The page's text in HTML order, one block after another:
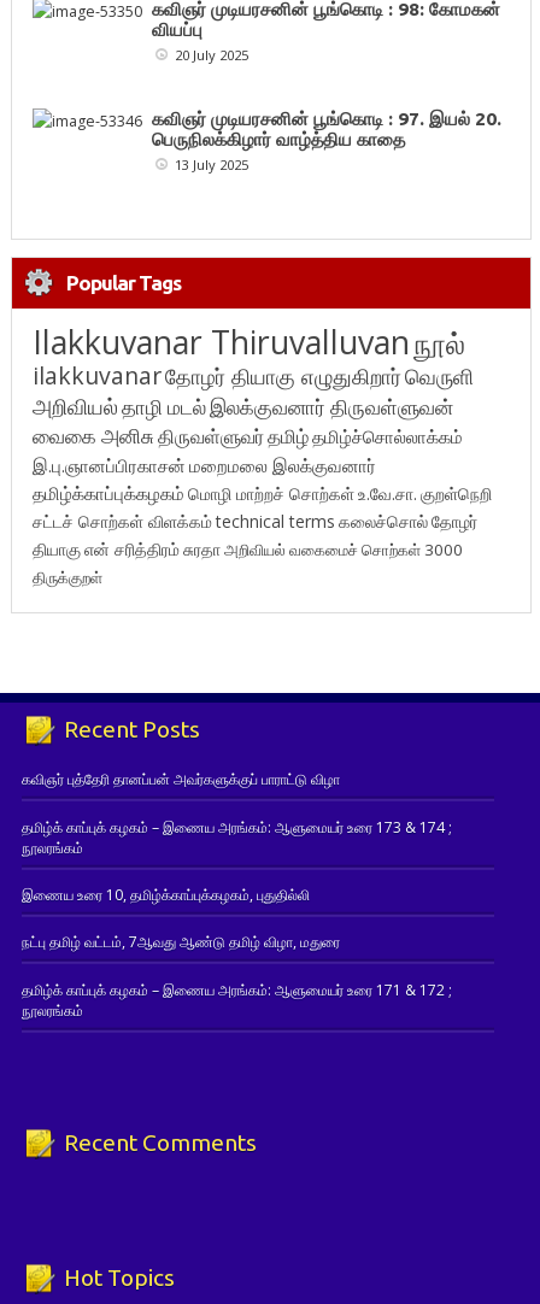
கவிஞர் முடியரசனின் பூங்கொடி : 98: கோமகன்
வியப்பு
20 July 2025
கவிஞர் முடியரசனின் பூங்கொடி : 97. இயல் 20.
பெருநிலக்கிழார் வாழ்த்திய காதை
13 July 2025
Popular Tags
Ilakkuvanar Thiruvalluvanநூல்
ilakkuvanarதோழர் தியாகு எழுதுகிறார்வெருளி
அறிவியல்தாழி மடல்இலக்குவனார் திருவள்ளுவன்
வைகை அனிசுதிருவள்ளுவர்தமிழ்தமிழ்ச்சொல்லாக்கம்
இ.பு.ஞானப்பிரகாசன் மறைமலை இலக்குவனார்
தமிழ்க்காப்புக்கழகம் மொழி மாற்றச் சொற்கள்உ.வே.சா. குறள்நெறி
சட்டச் சொற்கள் விளக்கம்technical terms கலைச்சொல்தோழர்
தியாகுஎன் சரித்திரம்சுரதாஅறிவியல் வகைமைச் சொற்கள் 3000
திருக்குறள்
Recent Posts
கவிஞர் புத்தேரி தானப்பன் அவர்களுக்குப் பாராட்டு விழா
தமிழ்க் காப்புக் கழகம் – இணைய அரங்கம்: ஆளுமையர் உரை 173 & 174 ;
நூலரங்கம்
இணைய உரை 10, தமிழ்க்காப்புக்கழகம், புதுதில்லி
நட்பு தமிழ் வட்டம், 7ஆவது ஆண்டு தமிழ் விழா, மதுரை
தமிழ்க் காப்புக் கழகம் – இணைய அரங்கம்: ஆளுமையர் உரை 171 & 172 ;
நூலரங்கம்
Recent Comments
Hot Topics